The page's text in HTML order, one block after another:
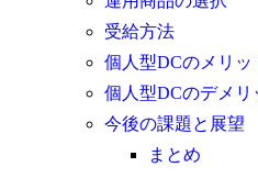
受給方法
個人型DCのメリッ
個人型DCのデメリ
今後の課題と展望
まとめ